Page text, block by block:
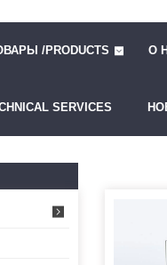
/PRODUCTS О
SERVICES